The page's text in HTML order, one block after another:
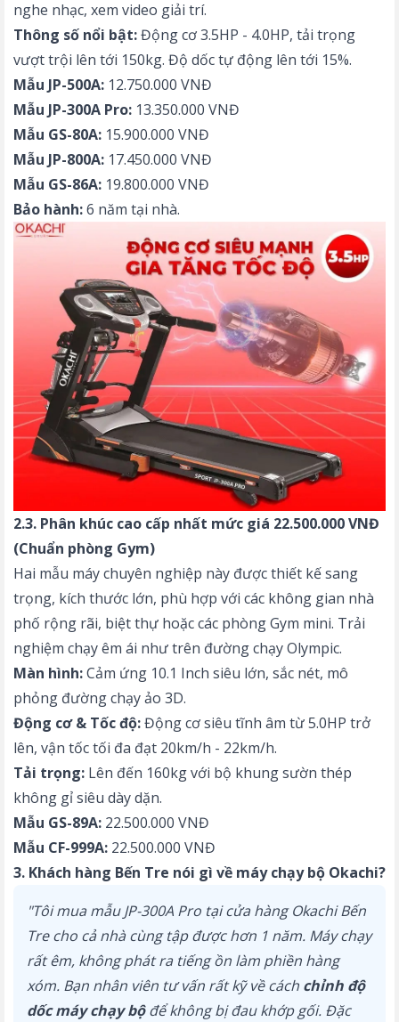
nghe nhạc, xem video giải trí.
Thông số nổi bật:Động cơ 3.5HP - 4.0HP, tải trọng
vượt trội lên tới 150kg. Độ dốc tự động lên tới 15%.
Mẫu JP-500A: 12.750.000 VNĐ
Mẫu JP-300A Pro: 13.350.000 VNĐ
Mẫu GS-80A: 15.900.000 VNĐ
Mẫu JP-800A: 17.450.000 VNĐ
Mẫu GS-86A: 19.800.000 VNĐ
Bảo hành:6 năm tại nhà.
2.3. Phân khúc cao cấp nhất mức giá 22.500.000 VNĐ
(Chuẩn phòng Gym)
Hai mẫu máy chuyên nghiệp này được thiết kế sang
trọng, kích thước lớn, phù hợp với các không gian nhà
phố rộng rãi, biệt thự hoặc các phòng Gym mini. Trải
nghiệm chạy êm ái như trên đường chạy Olympic.
Màn hình:Cảm ứng 10.1 Inch siêu lớn, sắc nét, mô
phỏng đường chạy ảo 3D.
Động cơ & Tốc độ:Động cơ siêu tĩnh âm từ 5.0HP trở
lên, vận tốc tối đa đạt 20km/h - 22km/h.
Tải trọng: Lên đến 160kg với bộ khung sườn thép
không gỉ siêu dày dặn.
Mẫu GS-89A: 22.500.000 VNĐ
Mẫu CF-999A: 22.500.000 VNĐ
3. Khách hàng Bến Tre nói gì về máy chạy bộ Okachi?
"Tôi mua mẫu JP-300A Pro tại cửa hàng Okachi Bến
Tre cho cả nhà cùng tập được hơn 1 năm. Máy chạy
rất êm, không phát ra tiếng ồn làm phiền hàng
xóm. Bạn nhân viên tư vấn rất kỹ về cách chỉnh độ
dốc máy chạy bộđể không bị đau khớp gối. Đặc